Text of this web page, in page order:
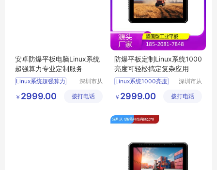
安卓防爆平板电脑Linux系统
超强算力专业定制服务
Linux系统超强算力
深圳市从
技有限公
￥ 2999.00 拨打电话
防爆平板定制Linux系统1000
亮度可轻松搞定复杂应用
Linux系统1000亮度
深圳市从
技有限公
￥ 2999.00 拨打电话